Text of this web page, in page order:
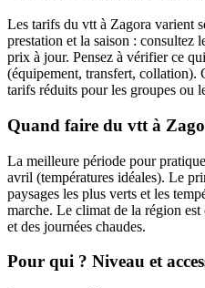
Les tarifs du vtt à Zagora varient
prestation et la saison : consultez
prix à jour. Pensez à vérifier ce
(équipement, transfert, collation).
tarifs réduits pour les groupes ou
Quand faire du vtt à
La meilleure période pour
avril (températures idéales). Le
paysages les plus verts et les
marche. Le climat de la région
et des journées chaudes.
Pour qui ? Niveau et